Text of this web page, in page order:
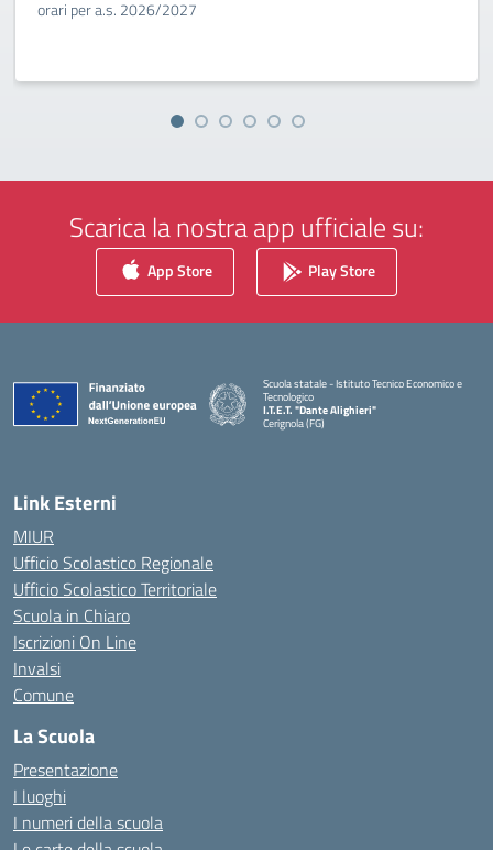
orari per a.s. 2026/2027
Scarica la nostra app ufficiale su:
App Store Play Store
Scuola statale - Istituto Tecnico Economico e
Tecnologico
I.T.E.T. "Dante Alighieri"
Cerignola (FG)
— Visita la pagina iniziale della scuola
Link Esterni
MIUR
Ufficio Scolastico Regionale
Ufficio Scolastico Territoriale
Scuola in Chiaro
Iscrizioni On Line
Invalsi
Comune
La Scuola
Presentazione
I luoghi
I numeri della scuola